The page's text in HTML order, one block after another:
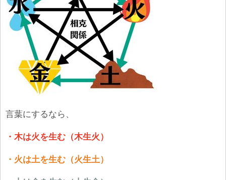
言葉にするなら、
・木は火を生む（木生火）
・火は土を生む（火生土）